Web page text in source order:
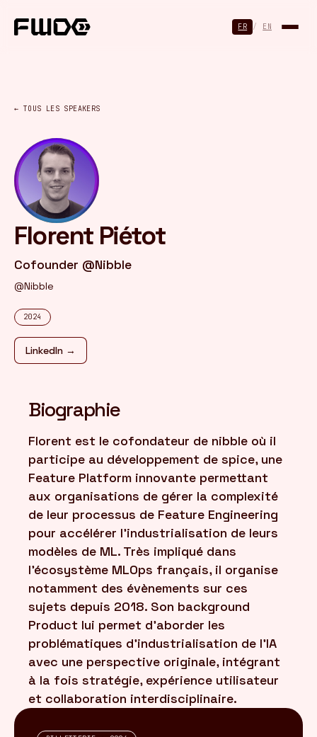
FR / EN
FR / EN
← TOUS LES SPEAKERS
Florent Piétot
Cofounder @Nibble
@Nibble
2024
LinkedIn →
Biographie
Florent est le cofondateur de nibble où il
participe au développement de spice, une
Feature Platform innovante permettant
aux organisations de gérer la complexité
de leur processus de Feature Engineering
pour accélérer l’industrialisation de leurs
modèles de ML. Très impliqué dans
l’écosystème MLOps français, il organise
notamment des évènements sur ces
sujets depuis 2018. Son background
Product lui permet d'aborder les
problématiques d'industrialisation de l'IA
avec une perspective originale, intégrant
à la fois stratégie, expérience utilisateur
et collaboration interdisciplinaire.